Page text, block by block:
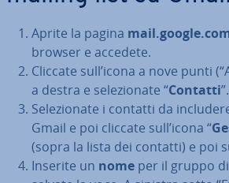
Aprite la pagina
browser e accedete.
Cliccate sull’icona a nove punti
a destra e se­le­zio­na­te “Contatti”.
Se­le­zio­na­te i contatti da
Gmail e poi cliccate sull’icona “
(sopra la lista dei contatti) e poi
Inserite un nome per il gruppo